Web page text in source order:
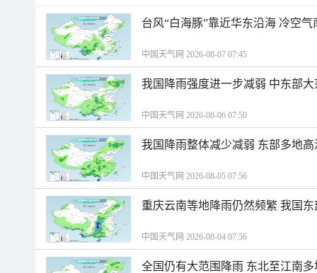
台风“白海豚”靠近华东沿海 冷空
中国天气网 2026-08-07 07:45
我国降雨强度进一步减弱 中东部
中国天气网 2026-08-06 07:50
我国降雨整体减少减弱 东部多地
中国天气网 2026-08-05 07:56
重庆云南等地降雨仍然频繁 我国
中国天气网 2026-08-04 07:56
全国仍有大范围降雨 东北至江南